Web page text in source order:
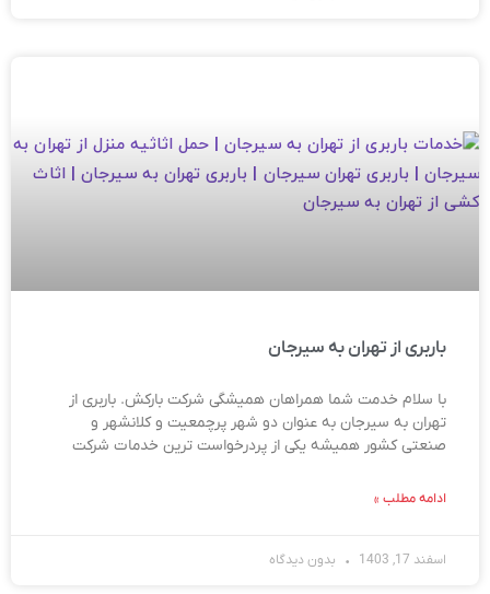
باربری از تهران به سیرجان
با سلام خدمت شما همراهان همیشگی شرکت بارکش. باربری از
تهران به سیرجان به عنوان دو شهر پرچمعیت و کلانشهر و
صنعتی کشور همیشه یکی از پردرخواست ترین خدمات شرکت
ادامه مطلب »
اسفند 17, 1403 بدون دیدگاه